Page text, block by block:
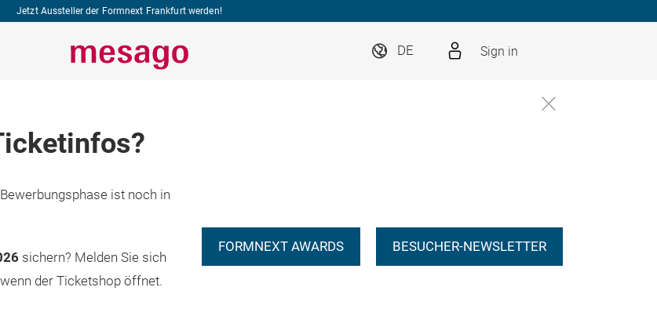
Jetzt Aussteller der Formnext Frankfurt werden!
DE Sign in
ist noch in
sichern? Melden Sie sich
der Ticketshop öffnet.
FORMNEXT AWARDS BESUCHER-NEWSLETTER